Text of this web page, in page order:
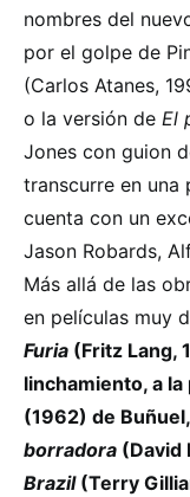
nombres del
por el golpe de
(Carlos Atanes,
o la versión de El
Jones con guion
transcurre en una
cuenta con un
Jason Robards,
Más allá de las
en películas muy
Furia (Fritz Lang,
linchamiento, a la
(1962) de
borradora (David
Brazil(Terry